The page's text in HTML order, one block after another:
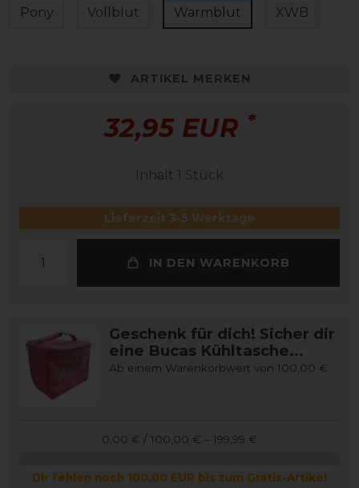
Pony Vollblut Warmblut XWB
ARTIKEL MERKEN
32,95 EUR *
Inhalt 1 Stück
Lieferzeit 3-5 Werktage
IN DEN WARENKORB
Geschenk für dich! Sicher dir
eine Bucas Kühltasche...
Ab einem Warenkorbwert von 100,00 €
0,00 € / 100,00 € – 199,99 €
Dir fehlen noch 100,00 EUR bis zum Gratis-Artikel